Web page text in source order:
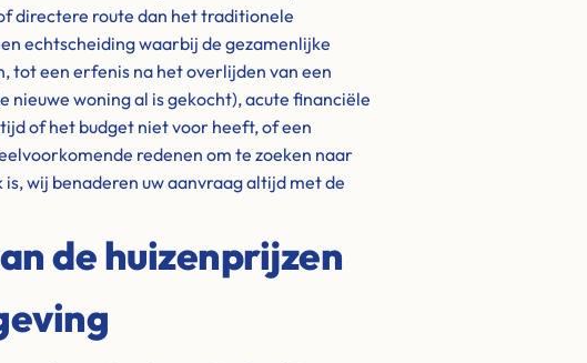
directere route dan het traditionele
echtscheiding waarbij de gezamenlijke
tot een erfenis na het overlijden van een
nieuwe woning al is gekocht), acute financiële
of het budget niet voor heeft, of een
redenen om te zoeken naar
wij benaderen uw aanvraag altijd met de
de huizenprijzen